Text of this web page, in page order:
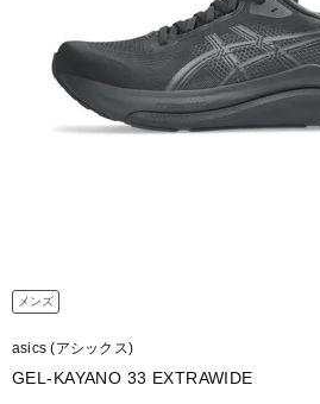
メンズ
asics (アシックス)
GEL-KAYANO 33 EXTRAWIDE